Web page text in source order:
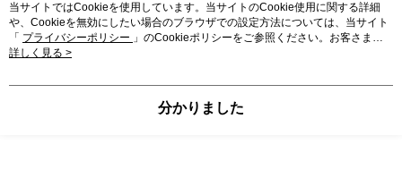
当サイトではCookieを使用しています。当サイトのCookie使用に関する詳細
や、Cookieを無効にしたい場合のブラウザでの設定方法については、当サイト
「 プライバシーポリシー 」のCookieポリシーをご参照ください。お客さま
が、当サイトを引き続き使用される場合、当社がサイト利用規約のCookieポリ
詳しく見る >
分かりました